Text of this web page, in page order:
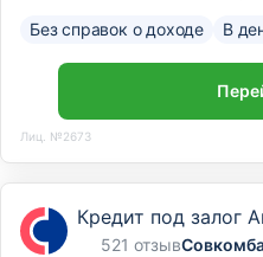
Без справок о доходе В
Лиц. №2673
Кредит под залог
521 отзыв